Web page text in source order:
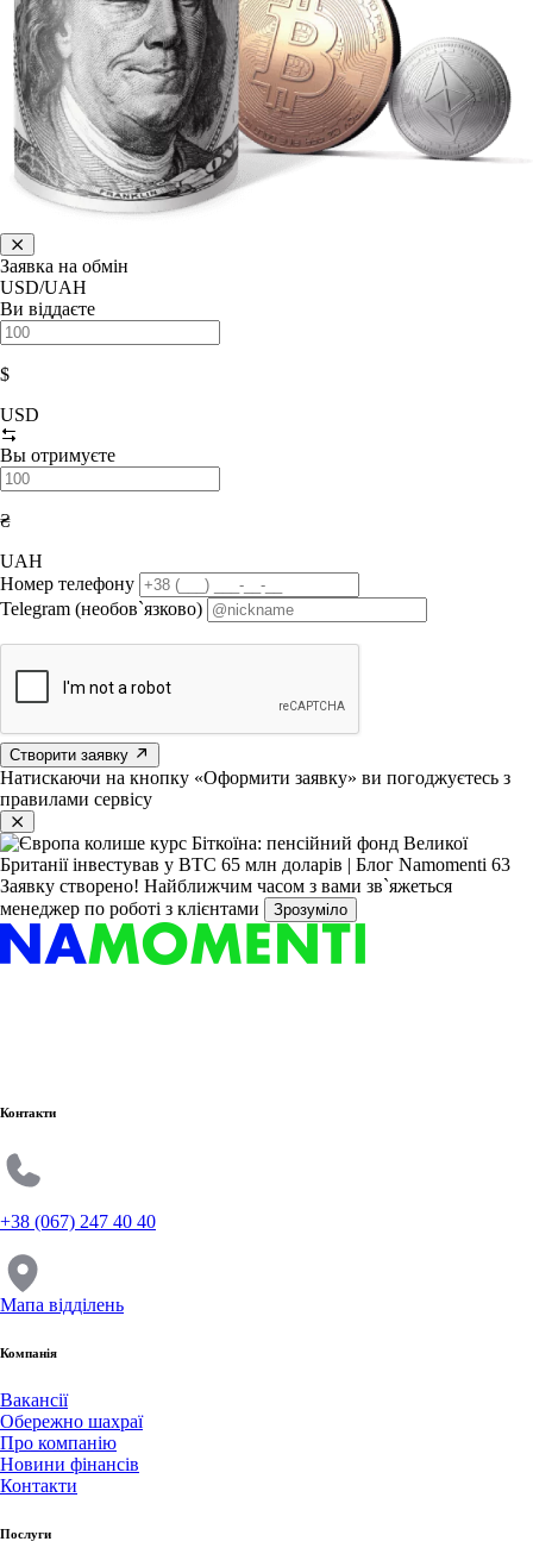
Заявка на обмін
USD/UAH
Ви віддаєте
$
USD
Вы отримуєте
₴
UAH
Номер телефону
Telegram (необов`язково)
Створити заявку
Натискаючи на кнопку «Оформити заявку» ви погоджуєтесь з
правилами сервісу
Заявку створено! Найближчим часом з вами зв`яжеться
менеджер по роботі з клієнтами
Зрозуміло
Контакти
+38 (067) 247 40 40
Мапа відділень
Компанія
Вакансії
Обережно шахраї
Про компанію
Новини фінансів
Контакти
Послуги